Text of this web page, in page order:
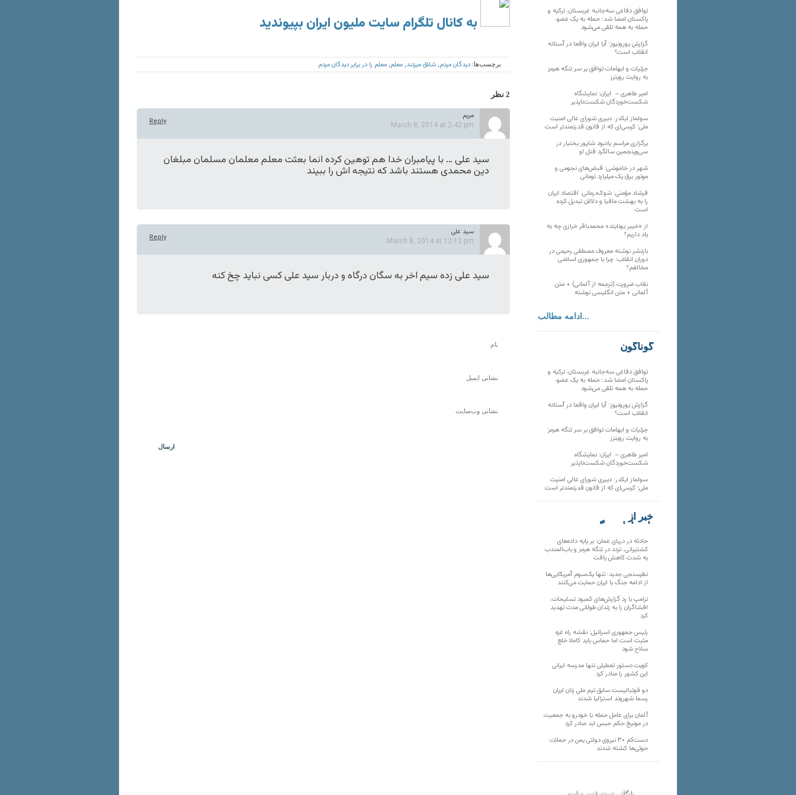
به کانال تلگرام سایت ملیون ایران بپیوندید
برچسب‌ها: دیدگان مردم شلاق میزنند معلم معلم را در برابر دیدگان مردم
2 نظر
Reply
مریم
March 8, 2014 at 2:42 pm
سید علی … با پیامبران خدا هم توهین کرده انما بعثت معلم معلمان مسلمان مبلغان
دین محمدی هستند باشد که نتیجه اش را ببیند
Reply
سید علی
March 8, 2014 at 12:12 pm
سید علی زده سیم اخر به سگان درگاه و دربار سید علی کسی نباید چخ کنه
توافق دفاعی سه‌جانبه عربستان، ترکیه و
پاکستان امضا شد؛ حمله به یک عضو،
حمله به همه تلقی می‌شود
گزارش یورونیوز؛ آیا ایران واقعا در آستانه
انقلاب است؟
جزئیات و ابهامات توافق بر سر تنگه هرمز
به روایت رویترز
امیر طاهری – ایران: نمایشگاه
شکست‌خوردگان شکست‌ناپذیر
سولماز ایکدر: دبیری شورای عالی امنیت
ملی؛ کرسی‌ای که از قانون قدرتمندتر است
برگزاری مراسم یادبود شاپور بختیار در
سی‌وپنجمین سالگرد قتل او
شهر در خاموشی؛ قبض‌های نجومی و
موتور برق یک میلیارد تومانی
فرشاد مؤمنی: شوک‌درمانی، اقتصاد ایران
را به بهشت مافیا و دلالان تبدیل کرده
است
از «خیبر یونایتد» محمدباقر خرازی چه به
یاد داریم؟
بازنشر نوشته معروف مصطفی رحیمی در
دوران انقلاب: چرا با جمهوری اسلامی
مخالفم؟
نقاب ضرورت (ترجمه از آلمانی) + متن
آلمانی + متن انگلیسی نوشته
ادامه مطالب...
گوناگون
توافق دفاعی سه‌جانبه عربستان، ترکیه و
پاکستان امضا شد؛ حمله به یک عضو،
حمله به همه تلقی می‌شود
گزارش یورونیوز؛ آیا ایران واقعا در آستانه
انقلاب است؟
جزئیات و ابهامات توافق بر سر تنگه هرمز
به روایت رویترز
امیر طاهری – ایران: نمایشگاه
شکست‌خوردگان شکست‌ناپذیر
سولماز ایکدر: دبیری شورای عالی امنیت
ملی؛ کرسی‌ای که از قانون قدرتمندتر است
خبر از
تارنماهای دیگر
حادثه در دریای عمان؛ بر پایه داده‌های
کشتیرانی، تردد در تنگه هرمز و باب‌المندب
به شدت کاهش یافت
نظرسنجی جدید: تنها یک‌سوم آمریکایی‌ها
از ادامه جنگ با ایران حمایت می‌کنند
ترامپ با رد گزارش‌های کمبود تسلیحات،
افشاگران را به زندان طولانی مدت تهدید
کرد
رئیس‌ جمهوری اسرائیل: نقشه راه غزه
مثبت است اما حماس باید کاملا خلع
سلاح شود
کویت دستور تعطیلی تنها مدرسه ایرانی
این کشور را صادر کرد
دو فوتبالیست سابق تیم ملی زنان ایران
رسما شهروند استرالیا شدند
آلمان برای عامل حمله با خودرو به جمعیت
در مونیخ حکم حبس ابد صادر کرد
دست‌کم ۳۰ نیروی دولتی یمن در حملات
حوثی‌ها کشته شدند
بایگانی نسخه قدیم سایت